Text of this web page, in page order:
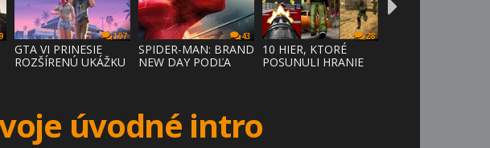
107
GTA VI PRINESIE
ROZŠÍRENÚ UKÁŽKU
43
SPIDER-MAN: BRAND
NEW DAY PODĽA
28
10 HIER, KTORÉ
POSUNULI HRANIE
úvodné intro